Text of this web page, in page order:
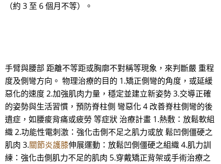
（約 3 至 6 個月不等）。
手臂與腰部 距離不等距或胸廓不對稱等現象，來判斷嚴 重程
度及側彎方向。 物理治療的目的 1.矯正側彎的角度，或延緩
惡化的速度 2.加強肌肉力量，穩定並建立新姿勢 3.交導正確
的姿勢與生活習慣，預防脊柱側 彎惡化 4 改善脊柱側彎的後
遺症，如腰痠背痛或疲勞 等症狀 治療計畫 1.熱敷：放鬆軟組
織 2.功能性電刺激：強化击側不足之肌力或放 鬆凹側僵硬之
肌肉 3.關節炎護膝伸展運動：放鬆凹側僵硬之組織 4.肌力訓
練：強化击側肌力不足的肌肉 5.穿戴矯正背架或手術治療之